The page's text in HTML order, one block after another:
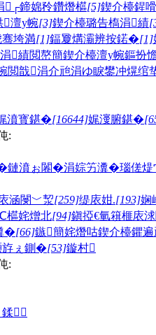
┌鍗婂矝鑽熸櫙[5]鍥介檯鍟
澶у帵[3]鍥介檯璐告槗涓績
垮満[1]鍢夐煹灞辨按鍩�[1]
績閲嶅簡鍥介檯澶у帵鏂扮
閲戠涓介兘涓ゆ睙鐢冲熀绾
濆寳鍖�[16644]娓濅腑鍖�
:
鏈濆ぉ闂�涓婃竻瀵�瑙傞
涵閿﹀洯[259]缇庡姏.[193]娴
櫙姹熷北[94]鎭掗€氫簯榧庡
�[66]鏃簡姹熸咕鍥介檯鑺遍
斿ぇ鍘�[53]鏇村
:
鍒